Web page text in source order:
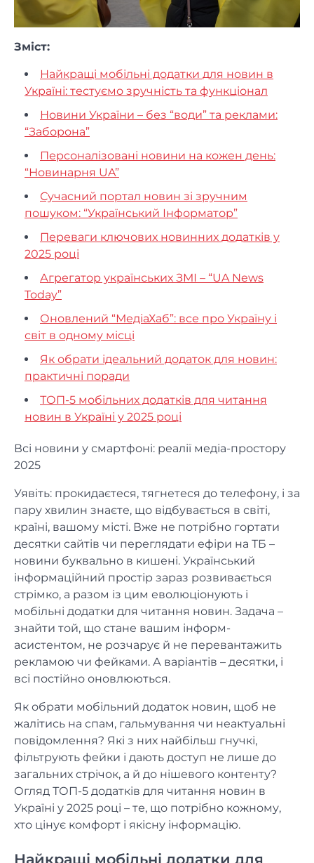
Зміст:
Найкращі мобільні додатки для новин в
Україні: тестуємо зручність та функціонал
Новини України – без “води” та реклами:
“Заборона”
Персоналізовані новини на кожен день:
“Новинарня UA”
Сучасний портал новин зі зручним
пошуком: “Український Інформатор”
Переваги ключових новинних додатків у
2025 році
Агрегатор українських ЗМІ – “UA News
Today”
Оновлений “МедіаХаб”: все про Україну і
світ в одному місці
Як обрати ідеальний додаток для новин:
практичні поради
ТОП-5 мобільних додатків для читання
новин в Україні у 2025 році
Всі новини у смартфоні: реалії медіа-простору
2025
Уявіть: прокидаєтеся, тягнетеся до телефону, і за
пару хвилин знаєте, що відбувається в світі,
країні, вашому місті. Вже не потрібно гортати
десятки сайтів чи переглядати ефіри на ТБ –
новини буквально в кишені. Український
інформаційний простір зараз розвивається
стрімко, а разом із цим еволюціонують і
мобільні додатки для читання новин. Задача –
знайти той, що стане вашим інформ-
асистентом, не розчарує й не перевантажить
рекламою чи фейками. А варіантів – десятки, і
всі постійно оновлюються.
Як обрати мобільний додаток новин, щоб не
жалітись на спам, гальмування чи неактуальні
повідомлення? Які з них найбільш гнучкі,
фільтрують фейки і дають доступ не лише до
загальних стрічок, а й до нішевого контенту?
Огляд ТОП-5 додатків для читання новин в
Україні у 2025 році – те, що потрібно кожному,
хто цінує комфорт і якісну інформацію.
Найкращі мобільні додатки для